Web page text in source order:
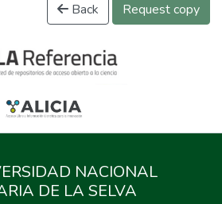
Back Request copy
NACIONAL
DE LA SELVA